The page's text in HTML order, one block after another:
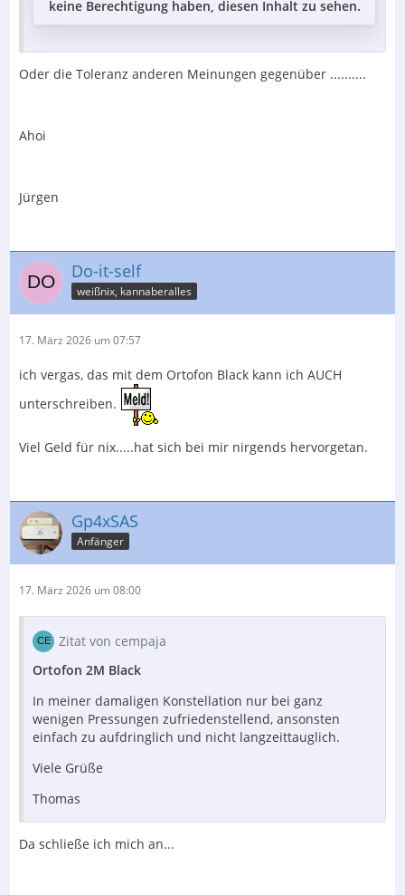
keine Berechtigung haben, diesen Inhalt zu sehen.
Oder die Toleranz anderen Meinungen gegenüber ..........
Ahoi
Jürgen
Do-it-self
weißnix, kannaberalles
17. März 2026 um 07:57
ich vergas, das mit dem Ortofon Black kann ich AUCH
unterschreiben.
Viel Geld für nix.....hat sich bei mir nirgends hervorgetan.
Gp4xSAS
Anfänger
17. März 2026 um 08:00
Zitat von cempaja
Ortofon 2M Black
In meiner damaligen Konstellation nur bei ganz
wenigen Pressungen zufriedenstellend, ansonsten
einfach zu aufdringlich und nicht langzeittauglich.
Viele Grüße
Thomas
Da schließe ich mich an...